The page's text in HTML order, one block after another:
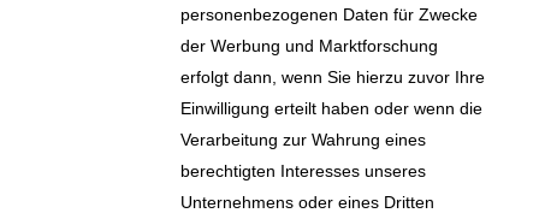
personenbezogenen Daten für Zwecke
der Werbung und Marktforschung
erfolgt dann, wenn Sie hierzu zuvor Ihre
Einwilligung erteilt haben oder wenn die
Verarbeitung zur Wahrung eines
berechtigten Interesses unseres
Unternehmens oder eines Dritten